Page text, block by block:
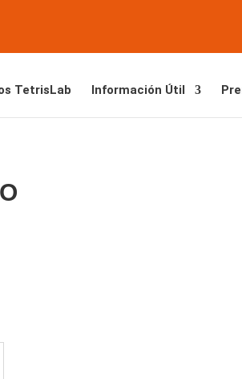
TetrisLab Información Útil